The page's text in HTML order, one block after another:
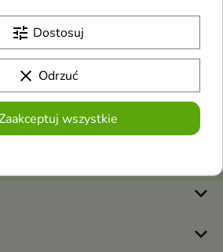
o nowościach i
każdej chwili. W tym celu należy odnaleźć
prawnej.
keyboard_arrow_down
keyboard_arrow_down
tune Dostosuj
clear Odrzuć
wszystkie